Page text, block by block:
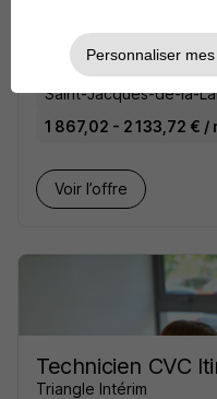
Au fil des Lots Super
Saint-Jacques-de-la-
1 867,02 - 2 133,72 € /
Voir l’offre
Technicien CVC
Triangle Intérim
Personnaliser